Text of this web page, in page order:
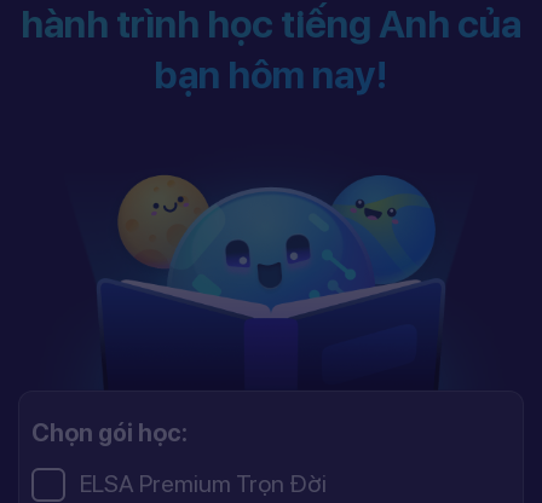
hành trình học tiếng Anh của
bạn hôm nay!
Chọn gói học:
ELSA Premium Trọn Đời